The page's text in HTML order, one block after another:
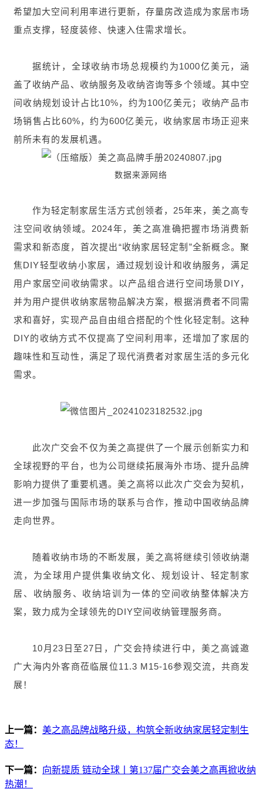
希望加大空间利用率进行更新，存量房改造成为家居市场
重点支撑，轻度装修、快速入住需求增长。
据统计，全球收纳市场总规模约为1000亿美元，涵
盖了收纳产品、收纳服务及收纳咨询等多个领域。其中空
间收纳规划设计占比10%，约为100亿美元；收纳产品市
场销售占比60%，约为600亿美元，收纳家居市场正迎来
前所未有的发展机遇。
数据来源网络
作为轻定制家居生活方式创领者，25年来，美之高专
注空间收纳领域。2024年，美之高准确把握市场消费新
需求和新态度，首次提出“收纳家居轻定制”全新概念。聚
焦DIY轻型收纳小家居，通过规划设计和收纳服务，满足
用户家居空间收纳需求。以产品组合进行空间场景DIY，
并为用户提供收纳家居物品解决方案，根据消费者不同需
求和喜好，实现产品自由组合搭配的个性化轻定制。这种
DIY的收纳方式不仅提高了空间利用率，还增加了家居的
趣味性和互动性，满足了现代消费者对家居生活的多元化
需求。
此次广交会不仅为美之高提供了一个展示创新实力和
全球视野的平台，也为公司继续拓展海外市场、提升品牌
影响力提供了重要机遇。美之高将以此次广交会为契机，
进一步加强与国际市场的联系与合作，推动中国收纳品牌
走向世界。
随着收纳市场的不断发展，美之高将继续引领收纳潮
流，为全球用户提供集收纳文化、规划设计、轻定制家
居、收纳服务、收纳培训为一体的空间收纳整体解决方
案，致力成为全球领先的DIY空间收纳管理服务商。
10月23日至27日，广交会持续进行中，美之高诚邀
广大海内外客商莅临展位11.3 M15-16参观交流，共商发
展！
上一篇： 美之高品牌战略升级，构筑全新收纳家居轻定制生
态！
下一篇： 向新提质 链动全球丨第137届广交会美之高再掀收纳
热潮！